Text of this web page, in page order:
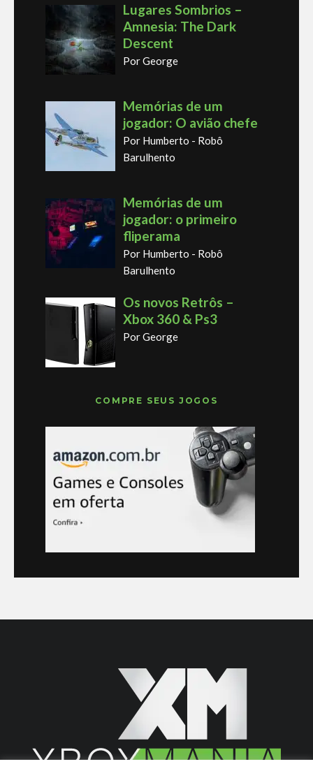
Lugares Sombrios –
Amnesia: The Dark
Descent
Por George
Memórias de um
jogador: O avião chefe
Por Humberto - Robô
Barulhento
Memórias de um
jogador: o primeiro
fliperama
Por Humberto - Robô
Barulhento
Os novos Retrôs –
Xbox 360 & Ps3
Por George
COMPRE SEUS JOGOS